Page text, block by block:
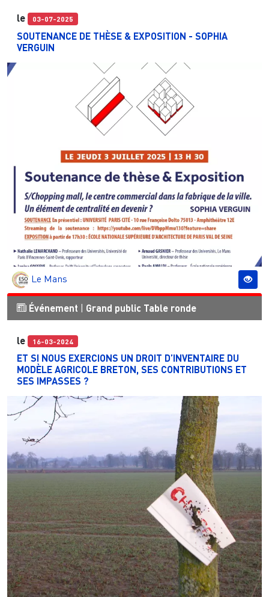
le 03-07-2025
SOUTENANCE DE THÈSE & EXPOSITION - SOPHIA
VERGUIN
Le Mans
Événement | Grand public Table ronde
le 16-03-2024
ET SI NOUS EXERCIONS UN DROIT D’INVENTAIRE DU
MODÈLE AGRICOLE BRETON, SES CONTRIBUTIONS ET
SES IMPASSES ?